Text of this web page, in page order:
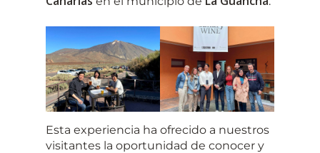
Esta experiencia ha ofrecido a nuestros
visitantes la oportunidad de conocer y